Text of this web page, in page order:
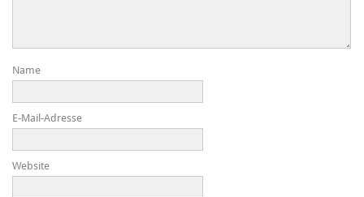
Name
E-Mail-Adresse
Website